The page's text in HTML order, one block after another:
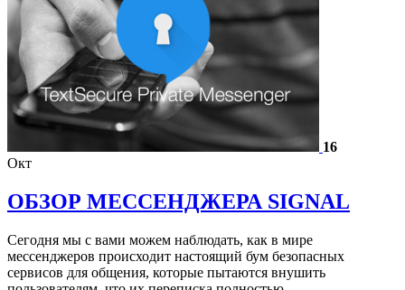
16
Окт
ОБЗОР МЕССЕНДЖЕРА SIGNAL
Сегодня мы с вами можем наблюдать, как в мире
мессенджеров происходит настоящий бум безопасных
сервисов для общения, которые пытаются внушить